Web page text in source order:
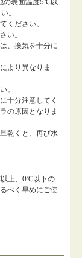
。
ください。
い。
、換気を十分に
より異なりま
。
十分注意してく
の原因となりま
乾くと、再び水
上、0℃以下の
べく早めにご使